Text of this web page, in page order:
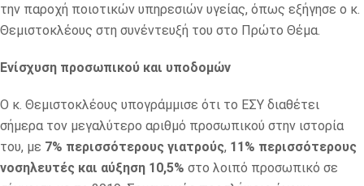
την παροχή ποιοτικών υπηρεσιών υγείας, όπως εξήγησε ο κ.
Θεμιστοκλέους στη συνέντευξή του στο Πρώτο Θέμα.
Ενίσχυση προσωπικού και υποδομών
Ο κ. Θεμιστοκλέους υπογράμμισε ότι το ΕΣΥ διαθέτει
σήμερα τον μεγαλύτερο αριθμό προσωπικού στην ιστορία
του, με 7% περισσότερους γιατρούς, 11% περισσότερους
νοσηλευτές και αύξηση 10,5% στο λοιπό προσωπικό σε